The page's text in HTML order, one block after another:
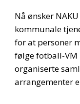
Nå ønsker
kommunale
for at personer
følge fotball-VM
organiserte
arrangementer